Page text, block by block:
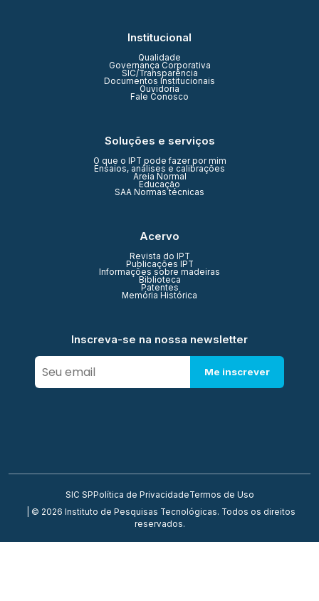
Institucional
Qualidade
Governança Corporativa
SIC/Transparência
Documentos Institucionais
Ouvidoria
Fale Conosco
Soluções e serviços
O que o IPT pode fazer por mim
Ensaios, análises e calibrações
Areia Normal
Educação
SAA Normas técnicas
Acervo
Revista do IPT
Publicações IPT
Informações sobre madeiras
Biblioteca
Patentes
Memória Histórica
Inscreva-se na nossa newsletter
Me inscrever
SIC SP Política de PrivacidadeTermos de Uso
| © 2026 Instituto de Pesquisas Tecnológicas. Todos os direitos
reservados.